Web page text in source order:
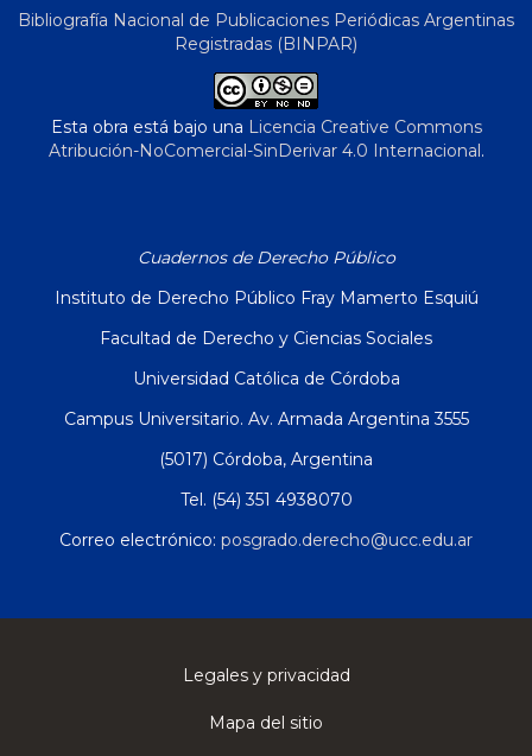
Bibliografía Nacional de Publicaciones Periódicas Argentinas
Registradas (BINPAR)
Esta obra está bajo una Licencia Creative Commons
Atribución-NoComercial-SinDerivar 4.0 Internacional.
Cuadernos de Derecho Público
Instituto de Derecho Público Fray Mamerto Esquiú
Facultad de Derecho y Ciencias Sociales
Universidad Católica de Córdoba
Campus Universitario. Av. Armada Argentina 3555
(5017) Córdoba, Argentina
Tel. (54) 351 4938070
Correo electrónico: posgrado.derecho@ucc.edu.ar
Legales y privacidad
Mapa del sitio